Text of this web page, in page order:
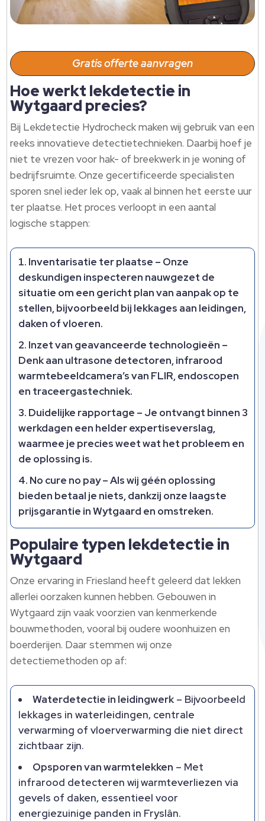
Gratis offerte aanvragen
Hoe werkt lekdetectie in
Wytgaard precies?
Bij Lekdetectie Hydrocheck maken wij gebruik van een
reeks innovatieve detectietechnieken.​ Daarbij hoef je
niet te vrezen voor hak- of breekwerk in je woning of
bedrijfsruimte.​ Onze gecertificeerde specialisten
sporen snel ieder lek op, vaak al binnen het eerste uur
ter plaatse.​ Het proces verloopt in een aantal
logische stappen:
Inventarisatie ter plaatse – Onze
deskundigen inspecteren nauwgezet de
situatie om een gericht plan van aanpak op te
stellen, bijvoorbeeld bij lekkages aan leidingen,
daken of vloeren.​
Inzet van geavanceerde technologieën –
Denk aan ultrasone detectoren, infrarood
warmtebeeldcamera’s van FLIR, endoscopen
en traceergastechniek.​
Duidelijke rapportage – Je ontvangt binnen 3
werkdagen een helder expertiseverslag,
waarmee je precies weet wat het probleem en
de oplossing is.​
No cure no pay– Als wij géén oplossing
bieden betaal je niets, dankzij onze laagste
prijsgarantie in Wytgaard en omstreken.​
Populaire typen lekdetectie in
Wytgaard
Onze ervaring in Friesland heeft geleerd dat lekken
allerlei oorzaken kunnen hebben.​ Gebouwen in
Wytgaard zijn vaak voorzien van kenmerkende
bouwmethoden, vooral bij oudere woonhuizen en
boerderijen.​ Daar stemmen wij onze
detectiemethoden op af:
Waterdetectie in leidingwerk– Bijvoorbeeld
lekkages in waterleidingen, centrale
verwarming of vloerverwarming die niet direct
zichtbaar zijn.​
Opsporen van warmtelekken – Met
infrarood detecteren wij warmteverliezen via
gevels of daken, essentieel voor
energiezuinige panden in Fryslân.​